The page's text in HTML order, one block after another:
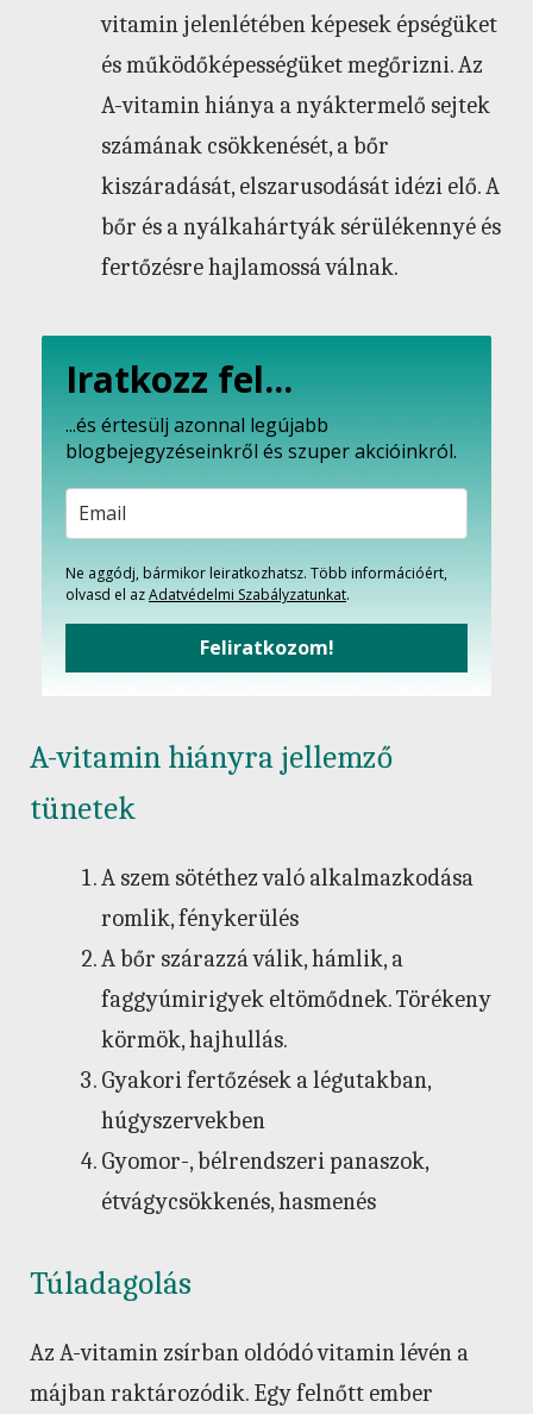
vitamin jelenlétében képesek épségüket
és működőképességüket megőrizni. Az
A-vitamin hiánya a nyáktermelő sejtek
számának csökkenését, a bőr
kiszáradását, elszarusodását idézi elő. A
bőr és a nyálkahártyák sérülékennyé és
fertőzésre hajlamossá válnak.
Iratkozz fel...
...és értesülj azonnal legújabb
blogbejegyzéseinkről és szuper akcióinkról.
Ne aggódj, bármikor leiratkozhatsz. Több információért,
olvasd el azAdatvédelmi Szabályzatunkat.
Feliratkozom!
A-vitamin hiányra jellemző
tünetek
A szem sötéthez való alkalmazkodása
romlik, fénykerülés
A bőr szárazzá válik, hámlik, a
faggyúmirigyek eltömődnek. Törékeny
körmök, hajhullás.
Gyakori fertőzések a légutakban,
húgyszervekben
Gyomor-, bélrendszeri panaszok,
étvágycsökkenés, hasmenés
Túladagolás
Az A-vitamin zsírban oldódó vitamin lévén a
májban raktározódik. Egy felnőtt ember